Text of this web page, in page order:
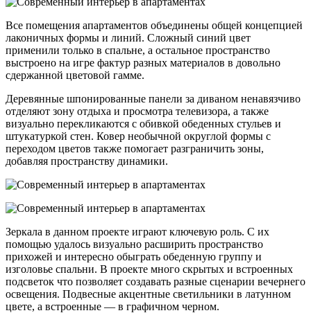
Все помещения апартаментов объединены общей концепцией
лаконичных формы и линий. Сложный синий цвет
применили только в спальне, а остальное пространство
выстроено на игре фактур разных материалов в довольно
сдержанной цветовой гамме.
Деревянные шпонированные панели за диваном ненавязчиво
отделяют зону отдыха и просмотра телевизора, а также
визуально перекликаются с обивкой обеденных стульев и
штукатуркой стен. Ковер необычной округлой формы с
переходом цветов также помогает разграничить зоны,
добавляя пространству динамики.
Зеркала в данном проекте играют ключевую роль. С их
помощью удалось визуально расширить пространство
прихожей и интересно обыграть обеденную группу и
изголовье спальни. В проекте много скрытых и встроенных
подсветок что позволяет создавать разные сценарии вечернего
освещения. Подвесные акцентные светильники в латунном
цвете, а встроенные — в графичном черном.